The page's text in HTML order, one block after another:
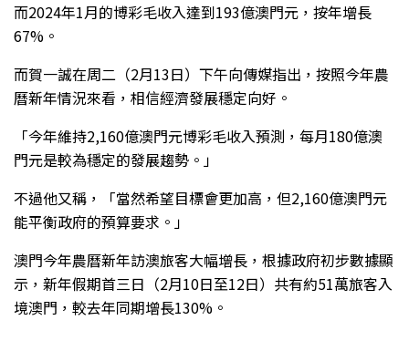
而2024年1月的博彩毛收入達到193億澳門元，按年增長
67% 。
而賀一誠在周二（2月13日）下午向傳媒指出，按照今年農
曆新年情況來看，相信經濟發展穩定向好。
「今年維持2,160億澳門元博彩毛收入預測，每月180億澳
門元是較為穩定的發展趨勢。」
不過他又稱，「當然希望目標會更加高，但2,160億澳門元
能平衡政府的預算要求。」
澳門今年農曆新年訪澳旅客大幅增長，根據政府初步數據顯
示，新年假期首三日（2月10日至12日）共有約51萬旅客入
境澳門，較去年同期增長130% 。